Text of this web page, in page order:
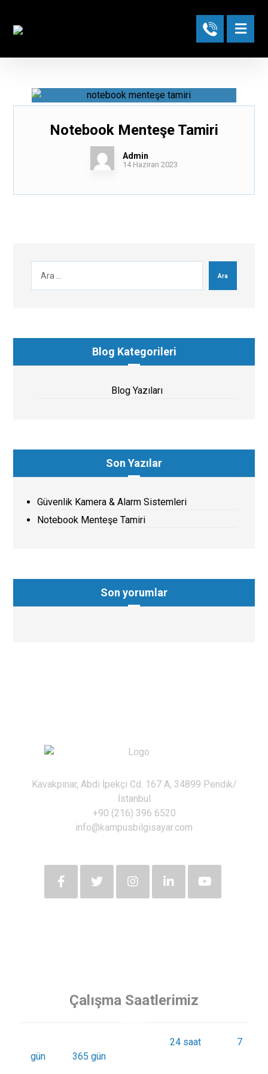
Notebook Menteşe Tamiri
Admin
14 Haziran 2023
Ara
Blog Kategorileri
Blog Yazıları
Son Yazılar
Güvenlik Kamera & Alarm Sistemleri
Notebook Menteşe Tamiri
Son yorumlar
Kavakpınar, Abdi İpekçi Cd. 167 A, 34899 Pendik/
İstanbul
+90 (216) 396 6520
info@kampusbilgisayar.com
Çalışma Saatlerimiz
24 saathaftada 7
gün
365 gün